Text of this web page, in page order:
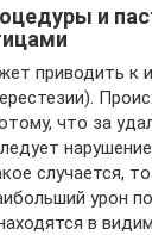
и
приводить к
что за
случается,
урон
в